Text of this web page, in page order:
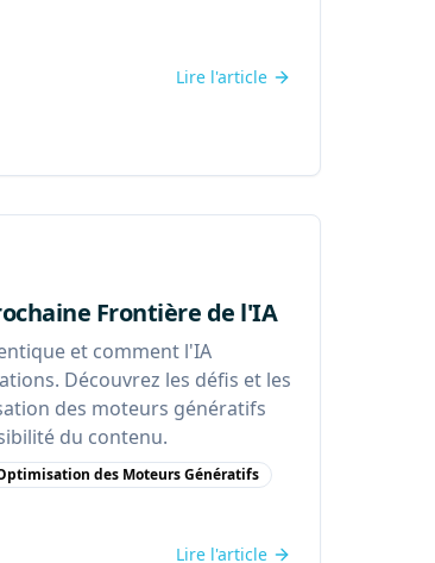
Lire l'article
Frontière de l'IA
et comment l'IA
Découvrez les défis et les
des moteurs génératifs
du contenu.
des Moteurs Génératifs
Lire l'article